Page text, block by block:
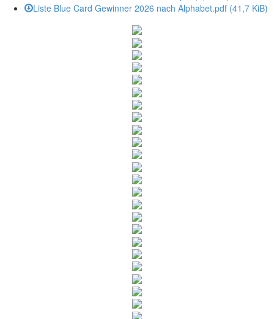
Liste Blue Card Gewinner 2026 nach Alphabet.pdf (41,7 KiB)